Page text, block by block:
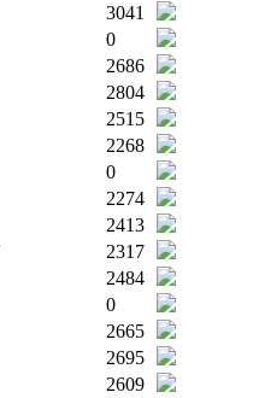
3041
0
2686
2804
2515
2268
0
2274
2413
2317
2484
0
2665
2695
2609